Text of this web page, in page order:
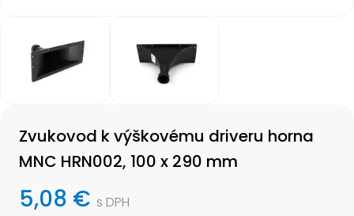
Zvukovod k výškovému driveru horna
MNC HRN002, 100 x 290 mm
5,08 € s DPH